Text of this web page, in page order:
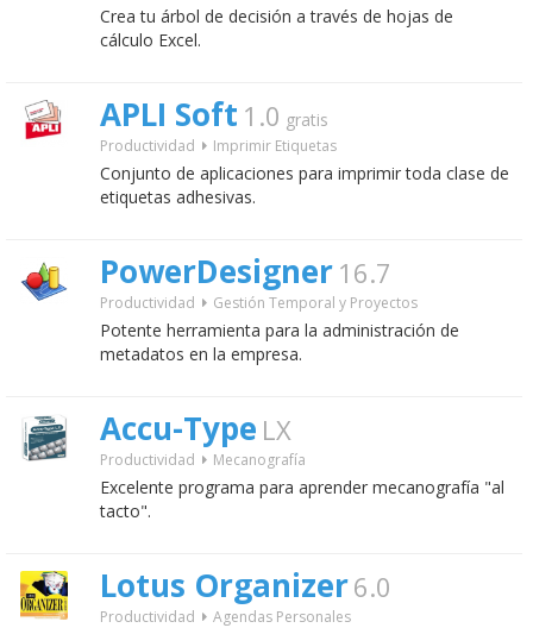
Crea tu árbol de decisión a través de hojas de
cálculo Excel.
APLI Soft 1.0 gratis
Productividad Imprimir Etiquetas
Conjunto de aplicaciones para imprimir toda clase de
etiquetas adhesivas.
PowerDesigner 16.7
Productividad Gestión Temporal y Proyectos
Potente herramienta para la administración de
metadatos en la empresa.
Accu-Type LX
Productividad Mecanografía
Excelente programa para aprender mecanografía "al
tacto".
Lotus Organizer6.0
Productividad Agendas Personales